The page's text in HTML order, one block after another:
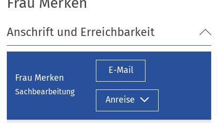
Anschrift und Erreichbarkeit
Frau Merken
Sachbearbeitung
E-Mail
Anreise